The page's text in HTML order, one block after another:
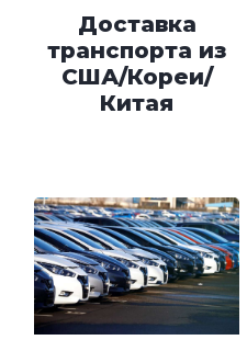
Доставка
транспорта из
США/Кореи/
Китая